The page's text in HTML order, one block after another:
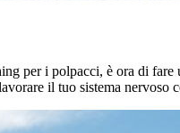
per i polpacci, è ora di
il tuo sistema nervoso